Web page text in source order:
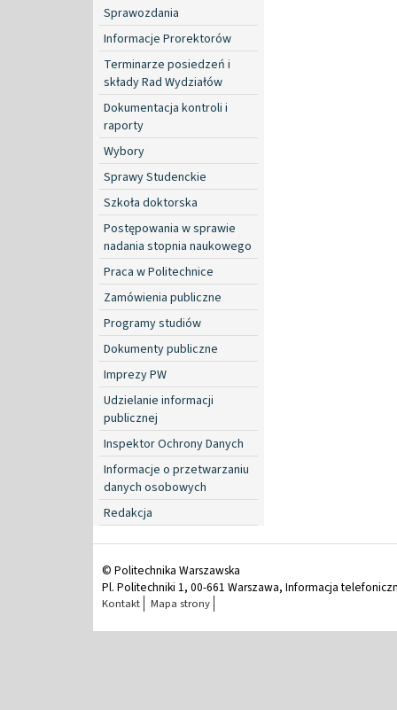
Sprawozdania
Informacje Prorektorów
Terminarze posiedzeń i
składy Rad Wydziałów
Dokumentacja kontroli i
raporty
Wybory
Sprawy Studenckie
Szkoła doktorska
Postępowania w sprawie
nadania stopnia naukowego
Praca w Politechnice
Zamówienia publiczne
Programy studiów
Dokumenty publiczne
Imprezy PW
Udzielanie informacji
publicznej
Inspektor Ochrony Danych
Informacje o przetwarzaniu
danych osobowych
Redakcja
© Politechnika Warszawska
Pl. Politechniki 1, 00-661 Warszawa, Informacja
Kontakt Mapa strony